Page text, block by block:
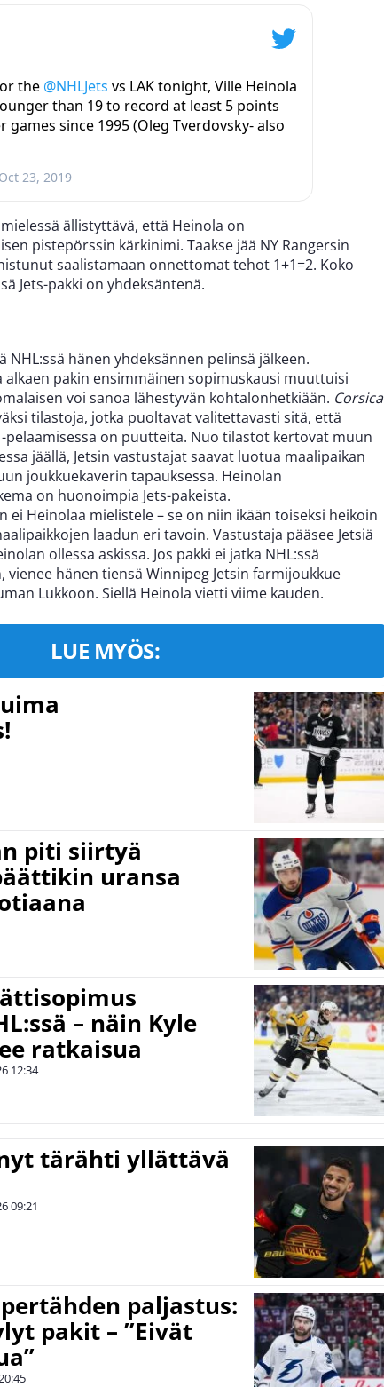
the @NHLJets vs LAK tonight, Ville Heinola
than 19 to record at least 5 points
since 1995 (Oleg Tverdovsky- also
23, 2019
ällistyttävä, että Heinola on
pistepörssin kärkinimi. Taakse jää NY Rangersin
saalistamaan onnettomat tehot 1+1=2. Koko
Jets-pakki on yhdeksäntenä.
NHL:ssä hänen yhdeksännen pelinsä jälkeen.
pakin ensimmäinen sopimuskausi muuttuisi
voi sanoa lähestyvän kohtalonhetkiään. Corsica
tilastoja, jotka puoltavat valitettavasti sitä, että
pelaamisessa on puutteita. Nuo tilastot kertovat muun
jäällä, Jetsin vastustajat saavat luotua maalipaikan
joukkuekaverin tapauksessa. Heinolan
on huonoimpia Jets-pakeista.
ei Heinolaa mielistele – se on niin ikään toiseksi heikoin
laadun eri tavoin. Vastustaja pääsee Jetsiä
ollessa askissa. Jos pakki ei jatka NHL:ssä
vienee hänen tiensä Winnipeg Jetsin farmijoukkue
Lukkoon. Siellä Heinola vietti viime kauden.
LUE MYÖS:
piti siirtyä
uransa
– näin Kyle
ratkaisua
12:34
tärähti yllättävä
09:21
paljastus:
pakit – ”Eivät